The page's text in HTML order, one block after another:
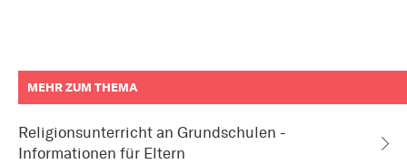
MEHR ZUM THEMA
zum
Artikel
Religionsunterricht an Grundschulen -
Informationen für Eltern